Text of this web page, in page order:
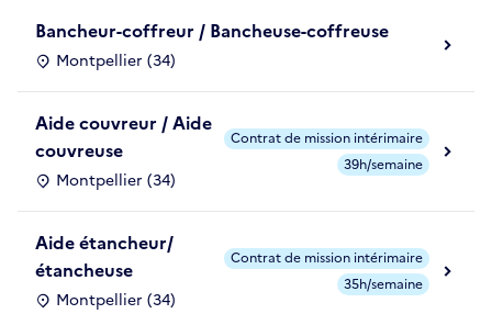
Bancheur-coffreur / Bancheuse-coffreuse
Montpellier (34)
Aide couvreur / Aide
couvreuse
Montpellier (34)
Contrat de mission intérimaire
39h/semaine
Aide étancheur/
étancheuse
Montpellier (34)
Contrat de mission intérimaire
35h/semaine